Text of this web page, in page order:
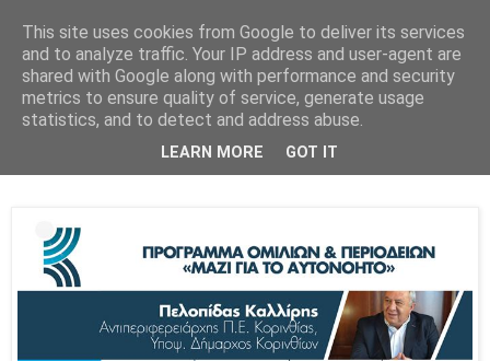
Parakato.gr
ΠΕΛΟΠΙΔΑΣ ΚΑΛΛΙΡΗΣ: ΔΕΛΤΙΟ
ΤΥΠΟΥ - ΟΜΙΛΙΕΣ
This site uses cookies from Google to deliver its services
and to analyze traffic. Your IP address and user-agent are
shared with Google along with performance and security
metrics to ensure quality of service, generate usage
statistics, and to detect and address abuse.
LEARN MORE GOT IT